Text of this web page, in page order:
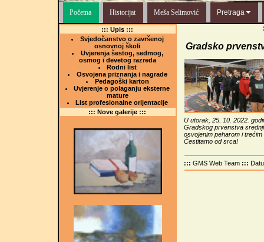
Početna Historijat Meša Selimović Pretraga
::: Upis :::
Svjedočanstvo o završenoj
osnovnoj školi
Uvjerenja šestog, sedmog,
osmog i devetog razreda
Rodni list
Osvojena priznanja i nagrade
Pedagoški karton
Uvjerenje o polaganju eksterne
mature
List profesionalne orijentacije
::: Nove galerije :::
Gradsko
U utorak, 25. 10. 2022.
Gradskog prvenstva
osvojenim peharom i
Čestitamo od srca!
:::GMS Web Team :::